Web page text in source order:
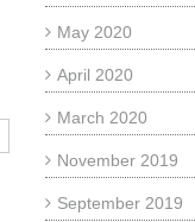
May 2020
April 2020
March 2020
November 2019
September 2019